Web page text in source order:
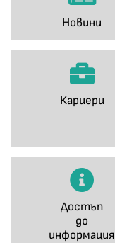
Новини
Кариери
Достъп
до
информация